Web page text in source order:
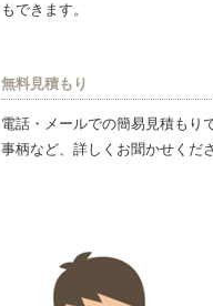
もできます。
無料見積もり
電話・メールでの簡易見積もり
事柄など、詳しくお聞かせくだ